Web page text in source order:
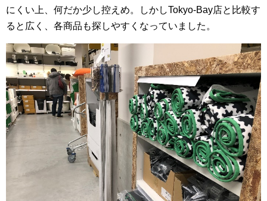
にくい上、何だか少し控えめ。しかしTokyo-Bay店と比較す
ると広く、各商品も探しやすくなっていました。